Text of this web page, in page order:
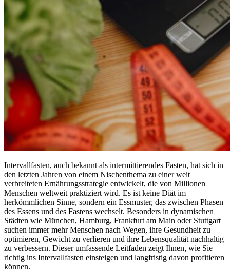
Intervallfasten, auch bekannt als intermittierendes Fasten, hat sich in
den letzten Jahren von einem Nischenthema zu einer weit
verbreiteten Ernährungsstrategie entwickelt, die von Millionen
Menschen weltweit praktiziert wird. Es ist keine Diät im
herkömmlichen Sinne, sondern ein Essmuster, das zwischen Phasen
des Essens und des Fastens wechselt. Besonders in dynamischen
Städten wie München, Hamburg, Frankfurt am Main oder Stuttgart
suchen immer mehr Menschen nach Wegen, ihre Gesundheit zu
optimieren, Gewicht zu verlieren und ihre Lebensqualität nachhaltig
zu verbessern. Dieser umfassende Leitfaden zeigt Ihnen, wie Sie
richtig ins Intervallfasten einsteigen und langfristig davon profitieren
können.